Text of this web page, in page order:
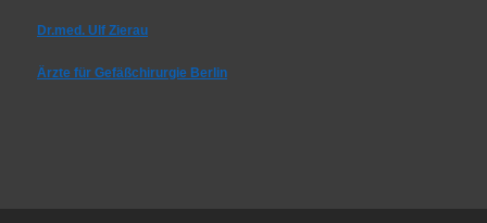
Dr.med. Ulf Zierau
Ärzte für Gefäßchirurgie Berlin